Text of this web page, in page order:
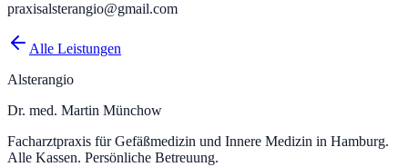
praxisalsterangio@gmail.com
Alle Leistungen
Alsterangio
Dr. med. Martin Münchow
Facharztpraxis für Gefäßmedizin und Innere Medizin in Hamburg.
Alle Kassen. Persönliche Betreuung.